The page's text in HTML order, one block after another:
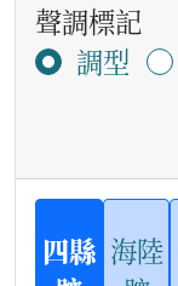
聲調標記
調型
四縣 海陸